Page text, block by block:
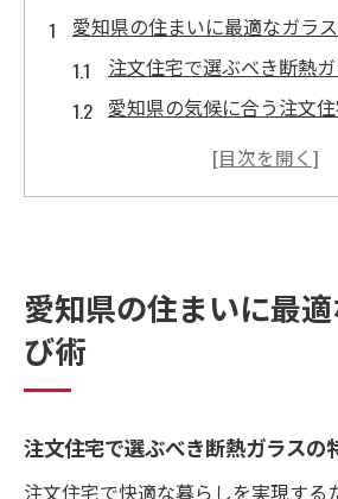
愛知県の住まいに最適なガラ
注文住宅で選ぶべき断熱
愛知県の気候に合う注文
快適な住まいを実現する
注文住宅で叶える快適な断熱ガ
断熱性能から考える注文住
法
愛知県の住まいに最
び術
注文住宅で選ぶべき断熱ガラスの
注文住宅で快適な暮らしを実現する